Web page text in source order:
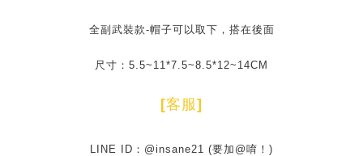
全副武裝款-帽子可以取下，搭在後面
尺寸：5.5~11*7.5~8.5*12~14CM
[客服]
LINE ID：@insane21 (要加@唷！)